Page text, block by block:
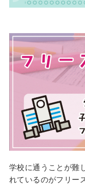
学校に通うことが難
れているのがフリー